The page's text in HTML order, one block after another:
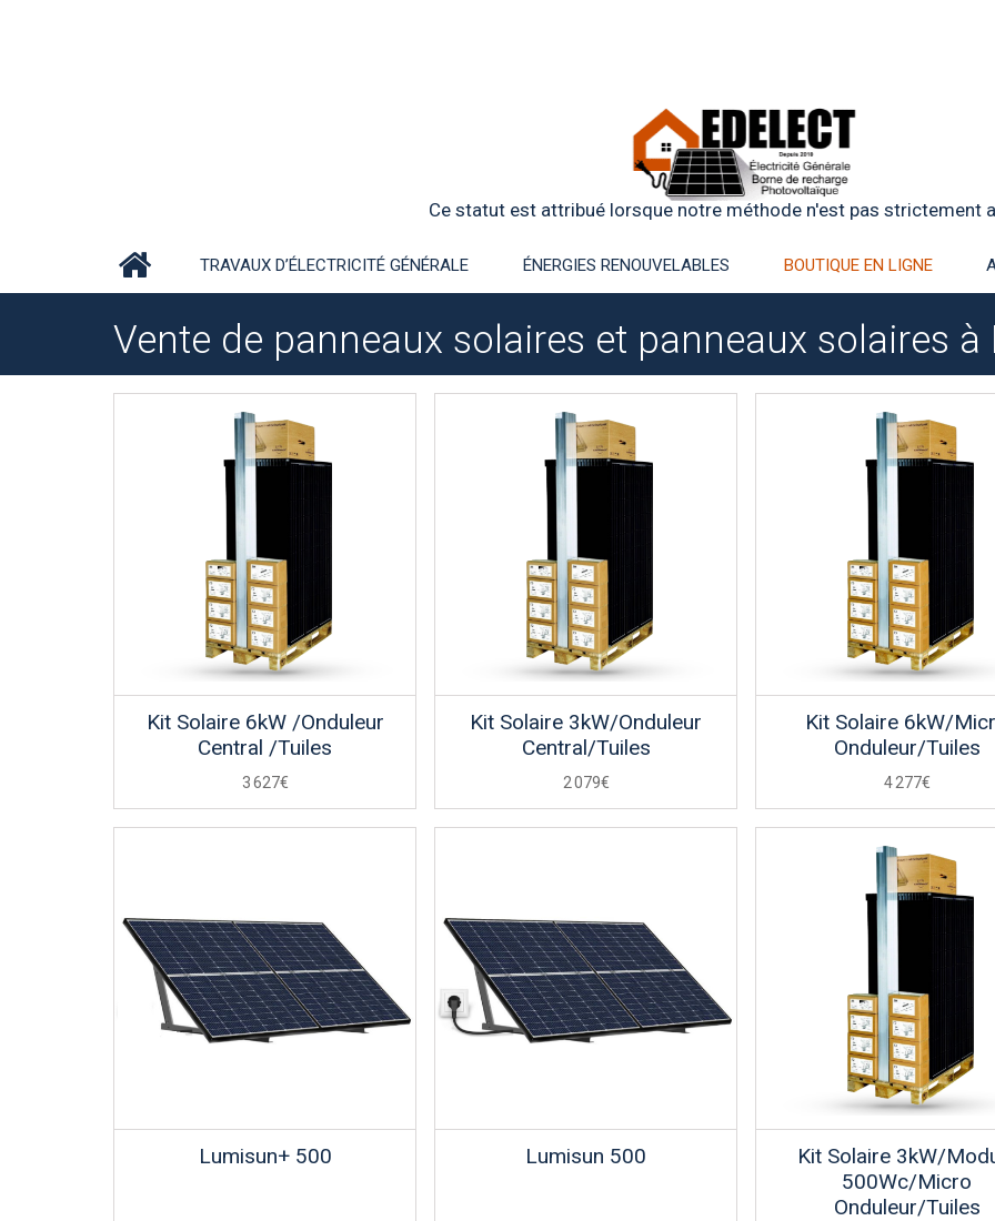
Ce statut est attribué lorsque notre méthode n'est pas strictement
TRAVAUX D’ÉLECTRICITÉ GÉNÉRALE ÉNERGIES RENOUVELABLES BOUTIQUE EN LIGNE
Vente de panneaux solaires et panneaux solaires à
Kit Solaire 6kW /Onduleur
Central /Tuiles
3 627€
Kit Solaire 3kW/Onduleur
Central/Tuiles
2 079€
Kit Solaire 6kW/
Onduleur/Tuiles
4 277€
Lumisun+ 500 Lumisun 500
Kit Solaire 3kW/
500Wc/Micro
Onduleur/Tuiles